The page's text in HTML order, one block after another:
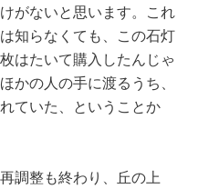
がないと思います。これ
知らなくても、この石灯
はたいて購入したんじゃ
かの人の手に渡るうち、
ていた、ということか
調整も終わり、丘の上